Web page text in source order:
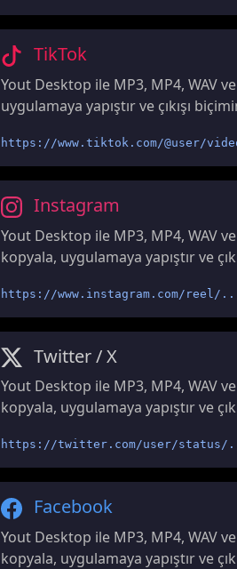
TikTok
Yout Desktop ile MP3, MP4, WAV
uygulamaya yapıştır ve çıkışı
https://www.tiktok.com/@user/
Instagram
Yout Desktop ile MP3, MP4, WAV
kopyala, uygulamaya yapıştır ve
https://www.instagram.com/reel/
Twitter / X
Yout Desktop ile MP3, MP4, WAV
kopyala, uygulamaya yapıştır ve
https://twitter.com/user/
Facebook
Yout Desktop ile MP3, MP4, WAV
kopyala, uygulamaya yapıştır ve